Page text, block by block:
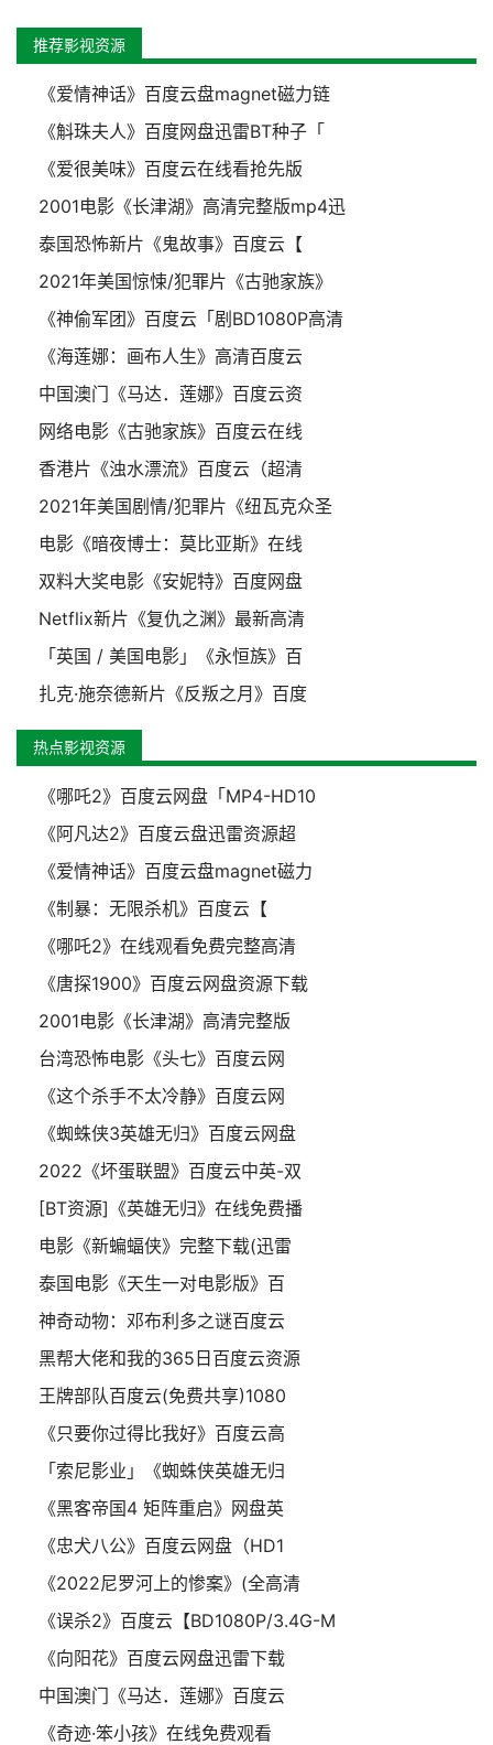
推荐影视资源
《爱情神话》百度云盘magnet磁力链
《斛珠夫人》百度网盘迅雷BT种子「
《爱很美味》百度云在线看抢先版
2001电影《长津湖》高清完整版mp4迅
泰国恐怖新片《鬼故事》百度云【
2021年美国惊悚/犯罪片《古驰家族》
《神偷军团》百度云「剧BD1080P高清
《海莲娜：画布人生》高清百度云
中国澳门《马达．莲娜》百度云资
网络电影《古驰家族》百度云在线
香港片《浊水漂流》百度云（超清
2021年美国剧情/犯罪片《纽瓦克众圣
电影《暗夜博士：莫比亚斯》在线
双料大奖电影《安妮特》百度网盘
Netflix新片《复仇之渊》最新高清
「英国 / 美国电影」《永恒族》百
扎克·施奈德新片《反叛之月》百度
热点影视资源
《哪吒2》百度云网盘「MP4-HD10
《阿凡达2》百度云盘迅雷资源超
《爱情神话》百度云盘magnet磁力
《制暴：无限杀机》百度云【
《哪吒2》在线观看免费完整高清
《唐探1900》百度云网盘资源下载
2001电影《长津湖》高清完整版
台湾恐怖电影《头七》百度云网
《这个杀手不太冷静》百度云网
《蜘蛛侠3英雄无归》百度云网盘
2022《坏蛋联盟》百度云中英-双
[BT资源]《英雄无归》在线免费播
电影《新蝙蝠侠》完整下载(迅雷
泰国电影《天生一对电影版》百
神奇动物：邓布利多之谜百度云
黑帮大佬和我的365日百度云资源
王牌部队百度云(免费共享)1080
《只要你过得比我好》百度云高
「索尼影业」《蜘蛛侠英雄无归
《黑客帝国4 矩阵重启》网盘英
《忠犬八公》百度云网盘（HD1
《2022尼罗河上的惨案》(全高清
《误杀2》百度云【BD1080P/3.4G-M
《向阳花》百度云网盘迅雷下载
中国澳门《马达．莲娜》百度云
《奇迹·笨小孩》在线免费观看